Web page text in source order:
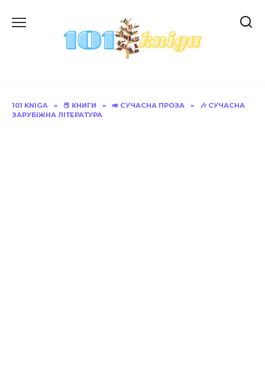
до
101 KNIGA » 📕 КНИГИ » 🎺 СУЧАСНА ПРОЗА »
🎶 СУЧАСНА
ЗАРУБІЖНА ЛІТЕРАТУРА